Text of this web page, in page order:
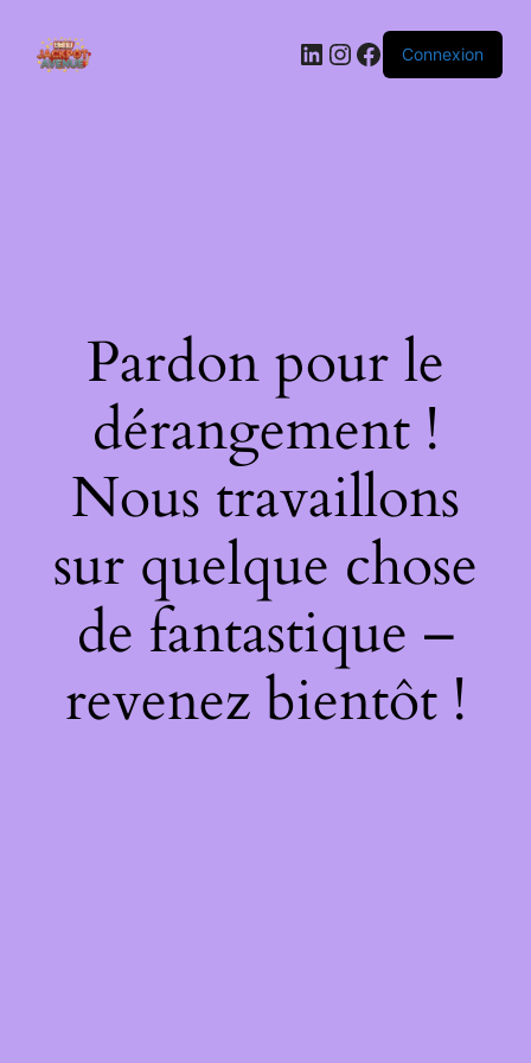
LinkedIn
Instagram
Facebook
Connexion
Pardon pour le
dérangement !
Nous travaillons
sur quelque chose
de fantastique –
revenez bientôt !